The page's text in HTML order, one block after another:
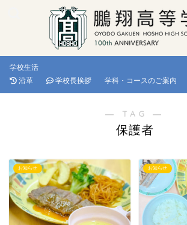
学校生活
沿革
学校長挨拶 学科・コースのご案内
― TAG ―
保護者
お知らせ お知らせ